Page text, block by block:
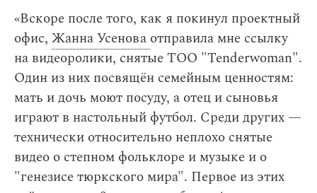
«Вскоре после того, как я покинул проектный
офис, Жанна Усенова отправила мне ссылку
на видеоролики, снятые ТОО "Tenderwoman".
Один из них посвящён семейным ценностям:
мать и дочь моют посуду, а отец и сыновья
играют в настольный футбол. Среди других —
технически относительно неплохо снятые
видео о степном фольклоре и музыке и о
"генезисе тюркского мира". Первое из этих